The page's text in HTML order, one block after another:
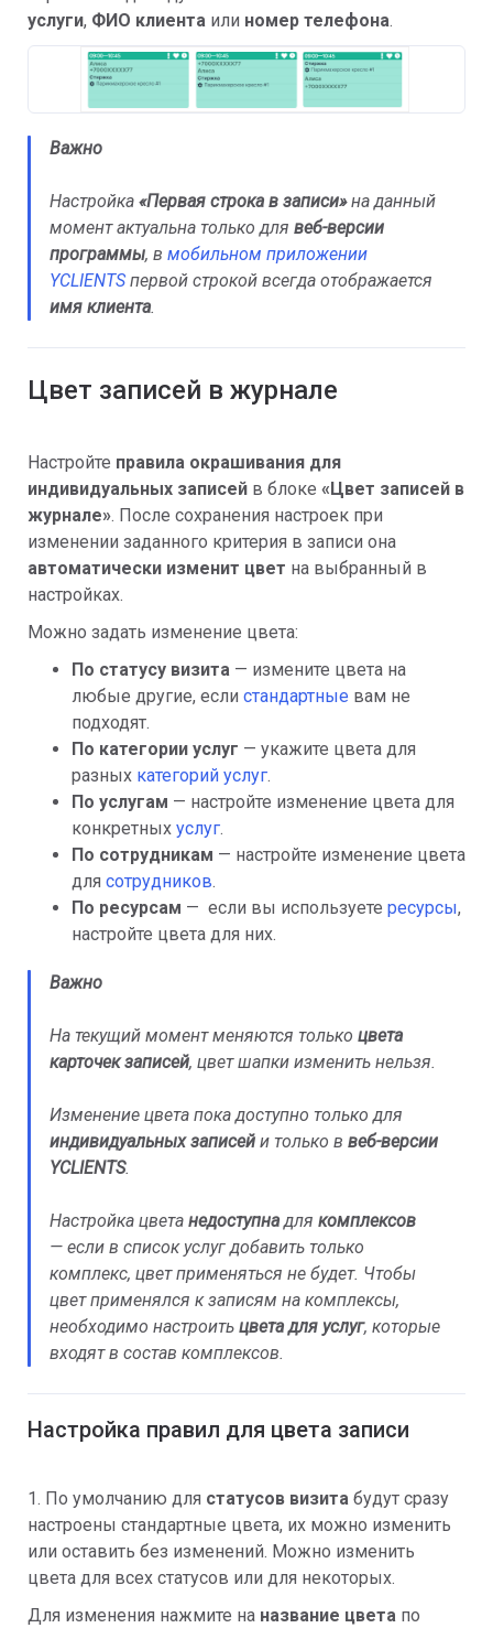
услуги, ФИО клиента или номер телефона.
Важно
Настройка «Первая строка в записи»на данный
момент актуальна только для веб-версии
программы, в мобильном приложении
YCLIENTS первой строкой всегда отображается
имя клиента.
Цвет записей в журнале
Настройте правила окрашивания для
индивидуальных записей в блоке «Цвет записей в
журнале». После сохранения настроек при
изменении заданного критерия в записи она
автоматически изменит цвет на выбранный в
настройках.
Можно задать изменение цвета:
По статусу визита — измените цвета на
любые другие, если стандартные вам не
подходят.
По категории услуг — укажите цвета для
разных категорий услуг.
По услугам — настройте изменение цвета для
конкретных услуг.
По сотрудникам — настройте изменение цвета
для сотрудников.
По ресурсам — если вы используете ресурсы,
настройте цвета для них.
Важно
На текущий момент меняются только цвета
карточек записей, цвет шапки изменить нельзя.
Изменение цвета пока доступно только для
индивидуальных записей и только в веб-версии
YCLIENTS.
Настройка цвета недоступна для комплексов
— если в список услуг добавить только
комплекс, цвет применяться не будет. Чтобы
цвет применялся к записям на комплексы,
необходимо настроить цвета для услуг, которые
входят в состав комплексов.
Настройка правил для цвета записи
1. По умолчанию для статусов визита будут сразу
настроены стандартные цвета, их можно изменить
или оставить без изменений. Можно изменить
цвета для всех статусов или для некоторых.
Для изменения нажмите на название цвета по